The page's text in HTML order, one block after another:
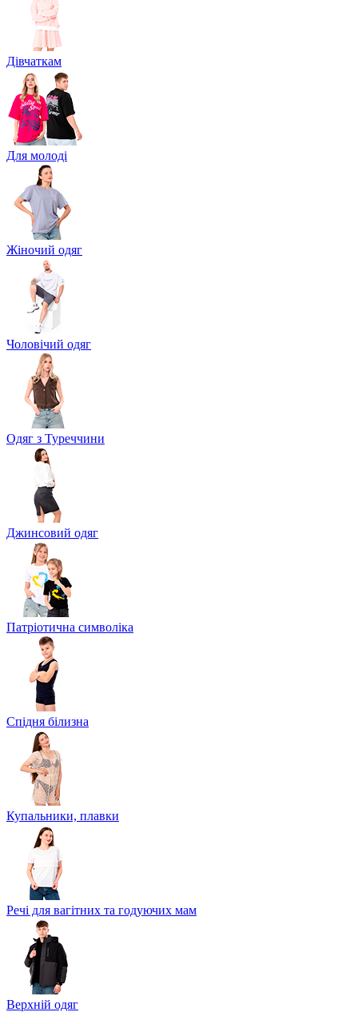
Дівчаткам
Для молоді
Жіночий одяг
Чоловічий одяг
Одяг з Туреччини
Джинсовий одяг
Патріотична символіка
Спідня білизна
Купальники, плавки
Речі для вагітних та годуючих мам
Верхній одяг